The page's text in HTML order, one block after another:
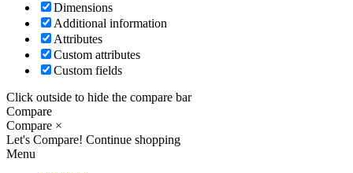
Dimensions
Additional information
Attributes
Custom attributes
Custom fields
Click outside to hide the compare bar
Compare
Compare ×
Let's Compare! Continue shopping
Menu